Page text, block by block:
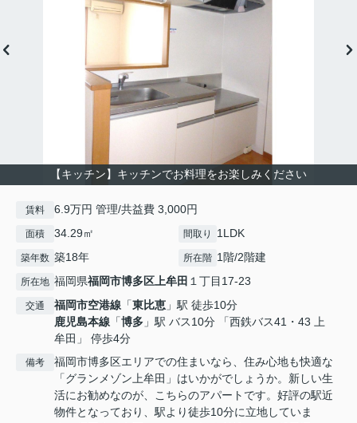
【キッチン】キッチンでお料理をお楽しみください
賃料 6.9万円 管理/共益費 3,000円
面積 34.29㎡ 間取り 1LDK
築年数 築18年 所在階 1階/2階建
所在地 福岡県福岡市博多区上牟田 １丁目17-23
交通 福岡市空港線 「東比恵 」駅 徒歩10分
鹿児島本線 「博多 」駅 バス10分 「西鉄バス41・43 上
牟田」 停歩4分
備考
福岡市博多区エリアでの住まいなら、住み心地も快適な
「グランメゾン上牟田」はいかがでしょうか。新しい生
活にお勧めなのが、こちらのアパートです。好評の駅近
物件となっており、駅より徒歩10分に立地していま